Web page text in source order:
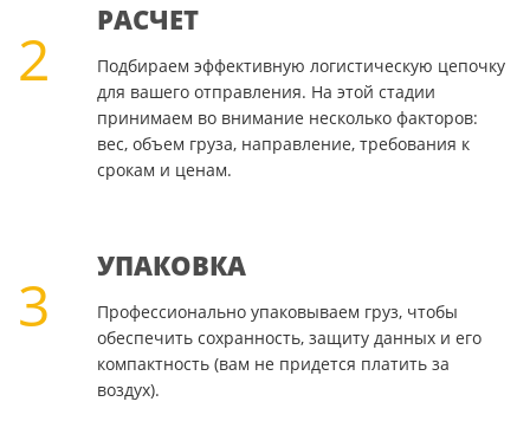
2
РАСЧЕТ
Подбираем эффективную логистическую цепочку
для вашего отправления. На этой стадии
принимаем во внимание несколько факторов:
вес, объем груза, направление, требования к
срокам и ценам.
3
УПАКОВКА
Профессионально упаковываем груз, чтобы
обеспечить сохранность, защиту данных и его
компактность (вам не придется платить за
воздух).